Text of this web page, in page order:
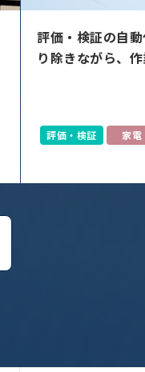
誰でも簡単、正
自動車の安全性
製品開発ソリューショ